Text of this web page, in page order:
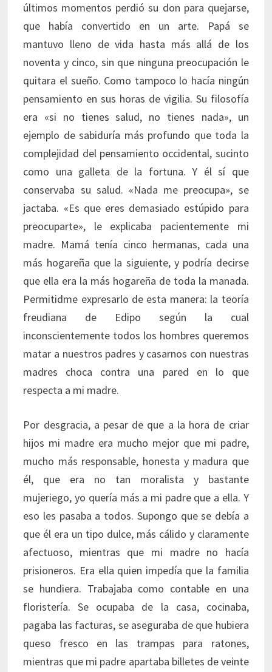
últimos momentos perdió su don para quejarse,
que había convertido en un arte. Papá se
mantuvo lleno de vida hasta más allá de los
noventa y cinco, sin que ninguna preocupación le
quitara el sueño. Como tampoco lo hacía ningún
pensamiento en sus horas de vigilia. Su filosofía
era «si no tienes salud, no tienes nada», un
ejemplo de sabiduría más profundo que toda la
complejidad del pensamiento occidental, sucinto
como una galleta de la fortuna. Y él sí que
conservaba su salud. «Nada me preocupa», se
jactaba. «Es que eres demasiado estúpido para
preocuparte», le explicaba pacientemente mi
madre. Mamá tenía cinco hermanas, cada una
más hogareña que la siguiente, y podría decirse
que ella era la más hogareña de toda la manada.
Permitidme expresarlo de esta manera: la teoría
freudiana de Edipo según la cual
inconscientemente todos los hombres queremos
matar a nuestros padres y casarnos con nuestras
madres choca contra una pared en lo que
respecta a mi madre.
Por desgracia, a pesar de que a la hora de criar
hijos mi madre era mucho mejor que mi padre,
mucho más responsable, honesta y madura que
él, que era no tan moralista y bastante
mujeriego, yo quería más a mi padre que a ella. Y
eso les pasaba a todos. Supongo que se debía a
que él era un tipo dulce, más cálido y claramente
afectuoso, mientras que mi madre no hacía
prisioneros. Era ella quien impedía que la familia
se hundiera. Trabajaba como contable en una
floristería. Se ocupaba de la casa, cocinaba,
pagaba las facturas, se aseguraba de que hubiera
queso fresco en las trampas para ratones,
mientras que mi padre apartaba billetes de veinte